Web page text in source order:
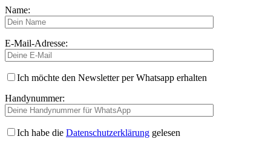
Name:
E-Mail-Adresse:
Ich möchte den Newsletter per Whatsapp erhalten
Handynummer:
Ich habe die Datenschutzerklärung gelesen